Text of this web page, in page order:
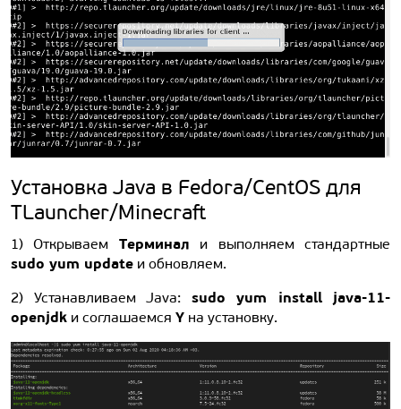
Установка Java в Fedora/CentOS для
TLauncher/Minecraft
1) Открываем Терминал и выполняем стандартные
sudo yum update и обновляем.
2) Устанавливаем Java: sudo yum install java-11-
openjdk и соглашаемся Y на установку.